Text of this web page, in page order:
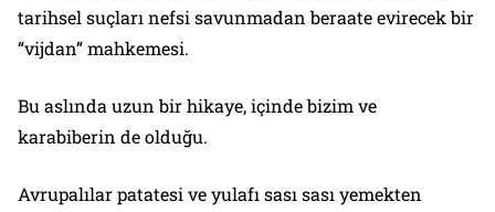
tarihsel suçları nefsi savunmadan beraate evirecek bir
“vijdan” mahkemesi.
Bu aslında uzun bir hikaye, içinde bizim ve
karabiberin de olduğu.
Avrupalılar patatesi ve yulafı sası sası yemekten